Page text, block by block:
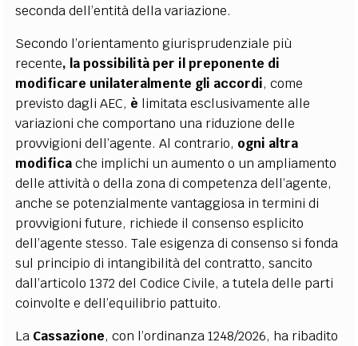
seconda dell’entità della variazione.
Secondo l’orientamento giurisprudenziale più
recente, la possibilità per il preponente di
modificare unilateralmente gli accordi, come
previsto dagli AEC, è limitata esclusivamente alle
variazioni che comportano una riduzione delle
provvigioni dell’agente. Al contrario, ogni altra
modificache implichi un aumento o un ampliamento
delle attività o della zona di competenza dell’agente,
anche se potenzialmente vantaggiosa in termini di
provvigioni future, richiede il consenso esplicito
dell’agente stesso. Tale esigenza di consenso si fonda
sul principio di intangibilità del contratto, sancito
dall’articolo 1372 del Codice Civile, a tutela delle parti
coinvolte e dell’equilibrio pattuito.
La Cassazione, con l’ordinanza 1248/2026, ha ribadito